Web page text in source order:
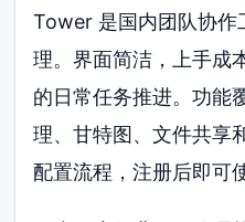
Tower 是国内团队协作
理。界面简洁，上手成
的日常任务推进。功能
理、甘特图、文件共享
配置流程，注册后即可